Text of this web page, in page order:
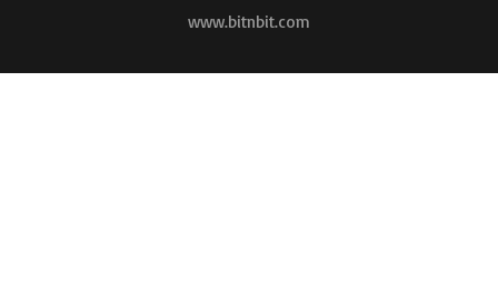
www.bitnbit.com